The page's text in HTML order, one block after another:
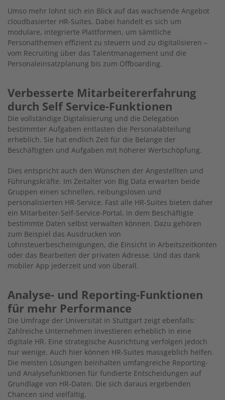
Umso mehr lohnt sich ein Blick auf das wachsende Angebot
cloudbasierter HR-Suites. Dabei handelt es sich um
modulare, integrierte Plattformen, um sämtliche
Personalthemen effizient zu steuern und zu digitalisieren –
vom Recruiting über das Talentmanagement und die
Personaleinsatzplanung bis zum Offboarding.
Verbesserte Mitarbeitererfahrung
durch Self Service-Funktionen
Die vollständige Digitalisierung und die Delegation
bestimmter Aufgaben entlasten die Personalabteilung
erheblich. Sie hat endlich Zeit für die Belange der
Beschäftigten und Aufgaben mit höherer Wertschöpfung.
Dies entspricht auch den Wünschen der Angestellten und
Führungskräfte. Im Zeitalter von Big Data erwarten beide
Gruppen einen schnellen, reibungslosen und
personalisierten HR-Service. Fast alle HR-Suites bieten daher
ein Mitarbeiter-Self-Service-Portal, in dem Beschäftigte
bestimmte Daten selbst verwalten können. Dazu gehören
zum Beispiel das Ausdrucken von
Lohnsteuerbescheinigungen, die Einsicht in Arbeitszeitkonten
oder das Bearbeiten der privaten Adresse. Und das dank
mobiler App jederzeit und von überall.
Analyse- und Reporting-Funktionen
für mehr Performance
Die Umfrage der Universität in Stuttgart zeigt ebenfalls:
Zahlreiche Unternehmen investieren erheblich in eine
digitale HR. Eine strategische Ausrichtung verfolgen jedoch
nur wenige. Auch hier können HR-Suites massgeblich helfen.
Die meisten Lösungen beinhalten umfangreiche Reporting-
und Analysefunktionen für fundierte Entscheidungen auf
Grundlage von HR-Daten. Die sich daraus ergebenden
Chancen sind vielfältig.